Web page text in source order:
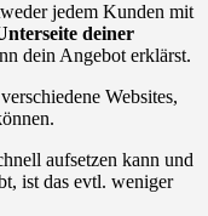
jedem Kunden mit
deiner
dein Angebot erklärst.
Websites,
aufsetzen kann und
ist das evtl. weniger